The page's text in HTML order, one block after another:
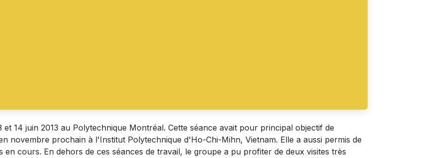
et 14 juin 2013 au Polytechnique Montréal. Cette séance avait pour principal objectif de
novembre prochain à l'Institut Polytechnique d'Ho-Chi-Mihn, Vietnam. Elle a aussi permis de
cours. En dehors de ces séances de travail, le groupe a pu profiter de deux visites très